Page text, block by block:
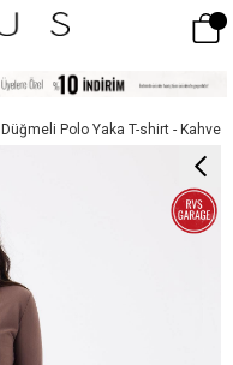
Düğmeli Polo Yaka T-shirt - Kahve